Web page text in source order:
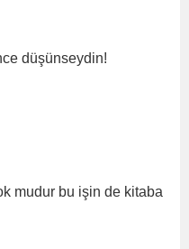
düşünseydin!
mudur bu işin de kitaba